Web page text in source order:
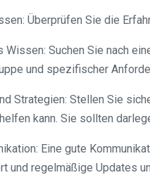
Überprüfen Sie die
Suchen Sie nach
und spezifischer
Strategien: Stellen Sie
kann. Sie sollten
Eine gute
und regelmäßige Updates